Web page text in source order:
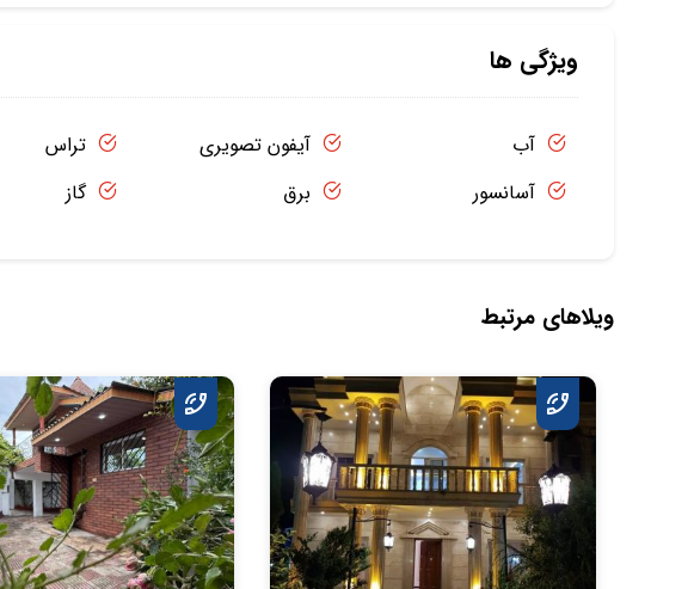
ویژگی ها
آب
آسانسور
آیفون تصویری
برق
تراس
گاز
ویلاهای مرتبط